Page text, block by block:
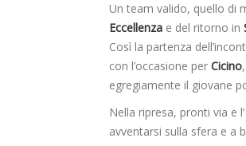
Un team valido, quello di
Eccellenza e del ritorno in
Così la partenza
con l’occasione per Cicino
egregiamente il giovane
Nella ripresa, pronti via e l’
avventarsi sulla sfera e a